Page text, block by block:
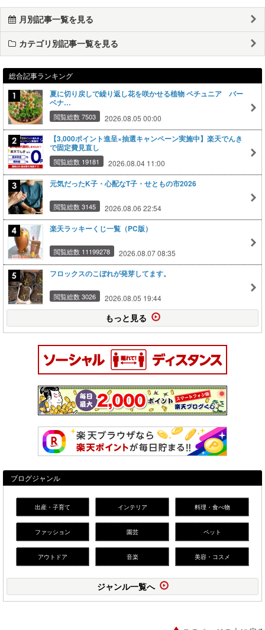
月別記事一覧を見る
カテゴリ別記事一覧を見る
総合記事ランキング
夏に切り戻しで繰り返し花を咲かせる植物 ペチュニア バー
ベナ…
閲覧総数 7503 2026.08.05 00:00
【3,000ポイント進呈×抽選キャンペーン実施中】楽天でんき
で固定費見直し
閲覧総数 19181 2026.08.04 11:00
元気だったK子・心配なT子・せともの市2026
閲覧総数 3145 2026.08.06 22:54
楽天ラッキーくじ一覧（PC版）
閲覧総数 11199278 2026.08.07 08:35
フロックスのこぼれが発芽してます。
閲覧総数 3026 2026.08.05 19:44
もっと見る
ブログジャンル
出産・子育て インテリア 料理・食べ物
ファッション 園芸 ペット
アウトドア 音楽 美容・コスメ
ジャンル一覧へ